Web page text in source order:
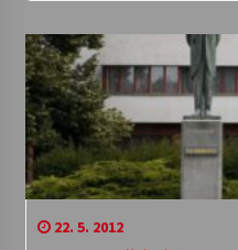
22. 5. 2012